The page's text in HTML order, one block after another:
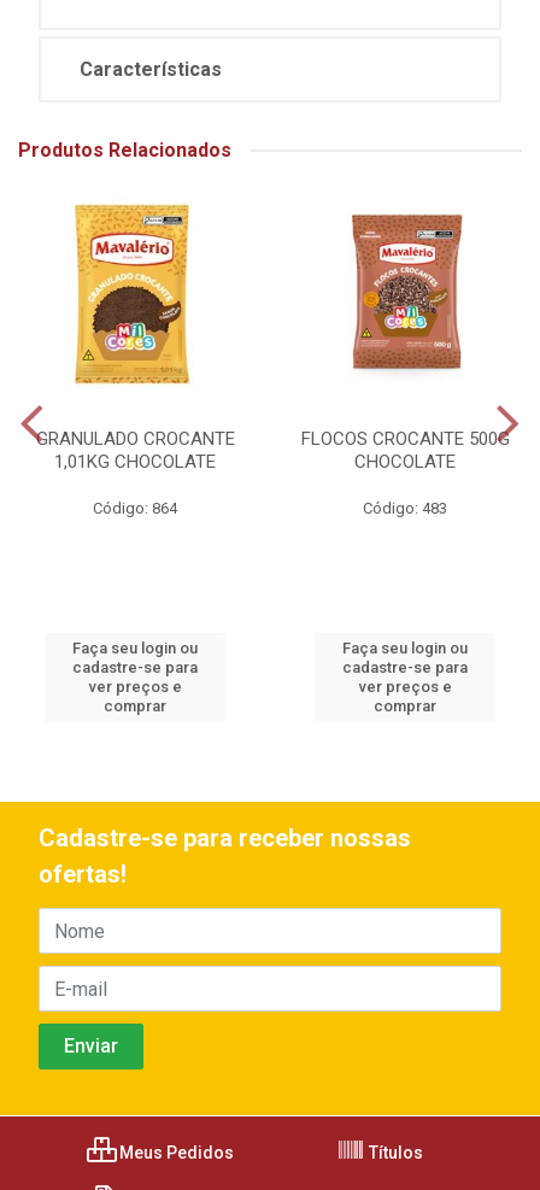
Características
Produtos Relacionados
GRANULADO CROCANTE
1,01KG CHOCOLATE
Código: 864
Faça seu login ou
cadastre-se para
ver preços e
comprar
FLOCOS CROCANTE 500G
CHOCOLATE
Código: 483
Faça seu login ou
cadastre-se para
ver preços e
comprar
Cadastre-se para receber nossas
ofertas!
Meus Pedidos Títulos